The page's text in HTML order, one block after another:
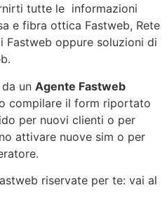
tutte le informazioni
e fibra ottica Fastweb, Rete
Fastweb oppure soluzioni di
un Agente Fastweb
compilare il form riportato
per nuovi clienti o per
attivare nuove sim o per
riservate per te: vai al